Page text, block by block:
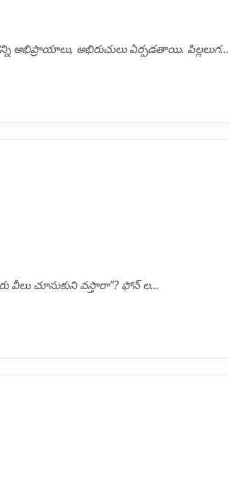
అభిప్రాయాలు, అభిరుచులు ఏర్పడతాయి. పిల్లలుగ...
వీలు చూసుకుని వస్తారా”? ఫోన్ ల...